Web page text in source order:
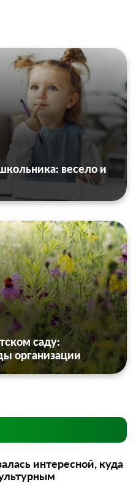
весело и
саду:
организации
интересной, куда